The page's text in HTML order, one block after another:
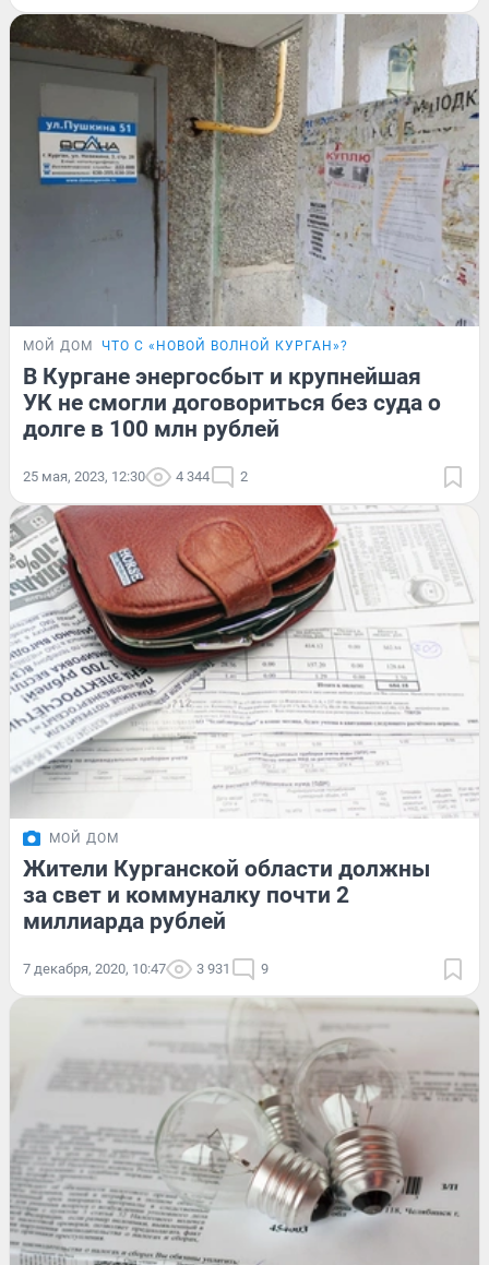
МОЙ ДОМ ЧТО С «НОВОЙ ВОЛНОЙ КУРГАН»?
В Кургане энергосбыт и крупнейшая
УК не смогли договориться без суда о
долге в 100 млн рублей
25 мая, 2023, 12:30 4 344 2
МОЙ ДОМ
Жители Курганской области должны
за свет и коммуналку почти 2
миллиарда рублей
7 декабря, 2020, 10:47 3 931 9